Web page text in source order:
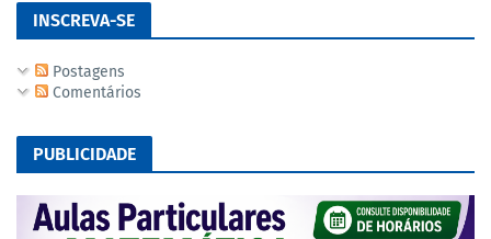
INSCREVA-SE
Postagens
Comentários
PUBLICIDADE